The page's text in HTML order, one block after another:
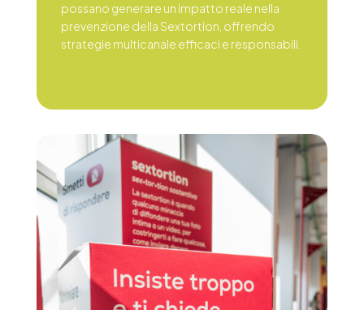
possano generare un impatto reale nella
prevenzione della Sextortion, offrendo
strategie multicanale efficaci e responsabili.